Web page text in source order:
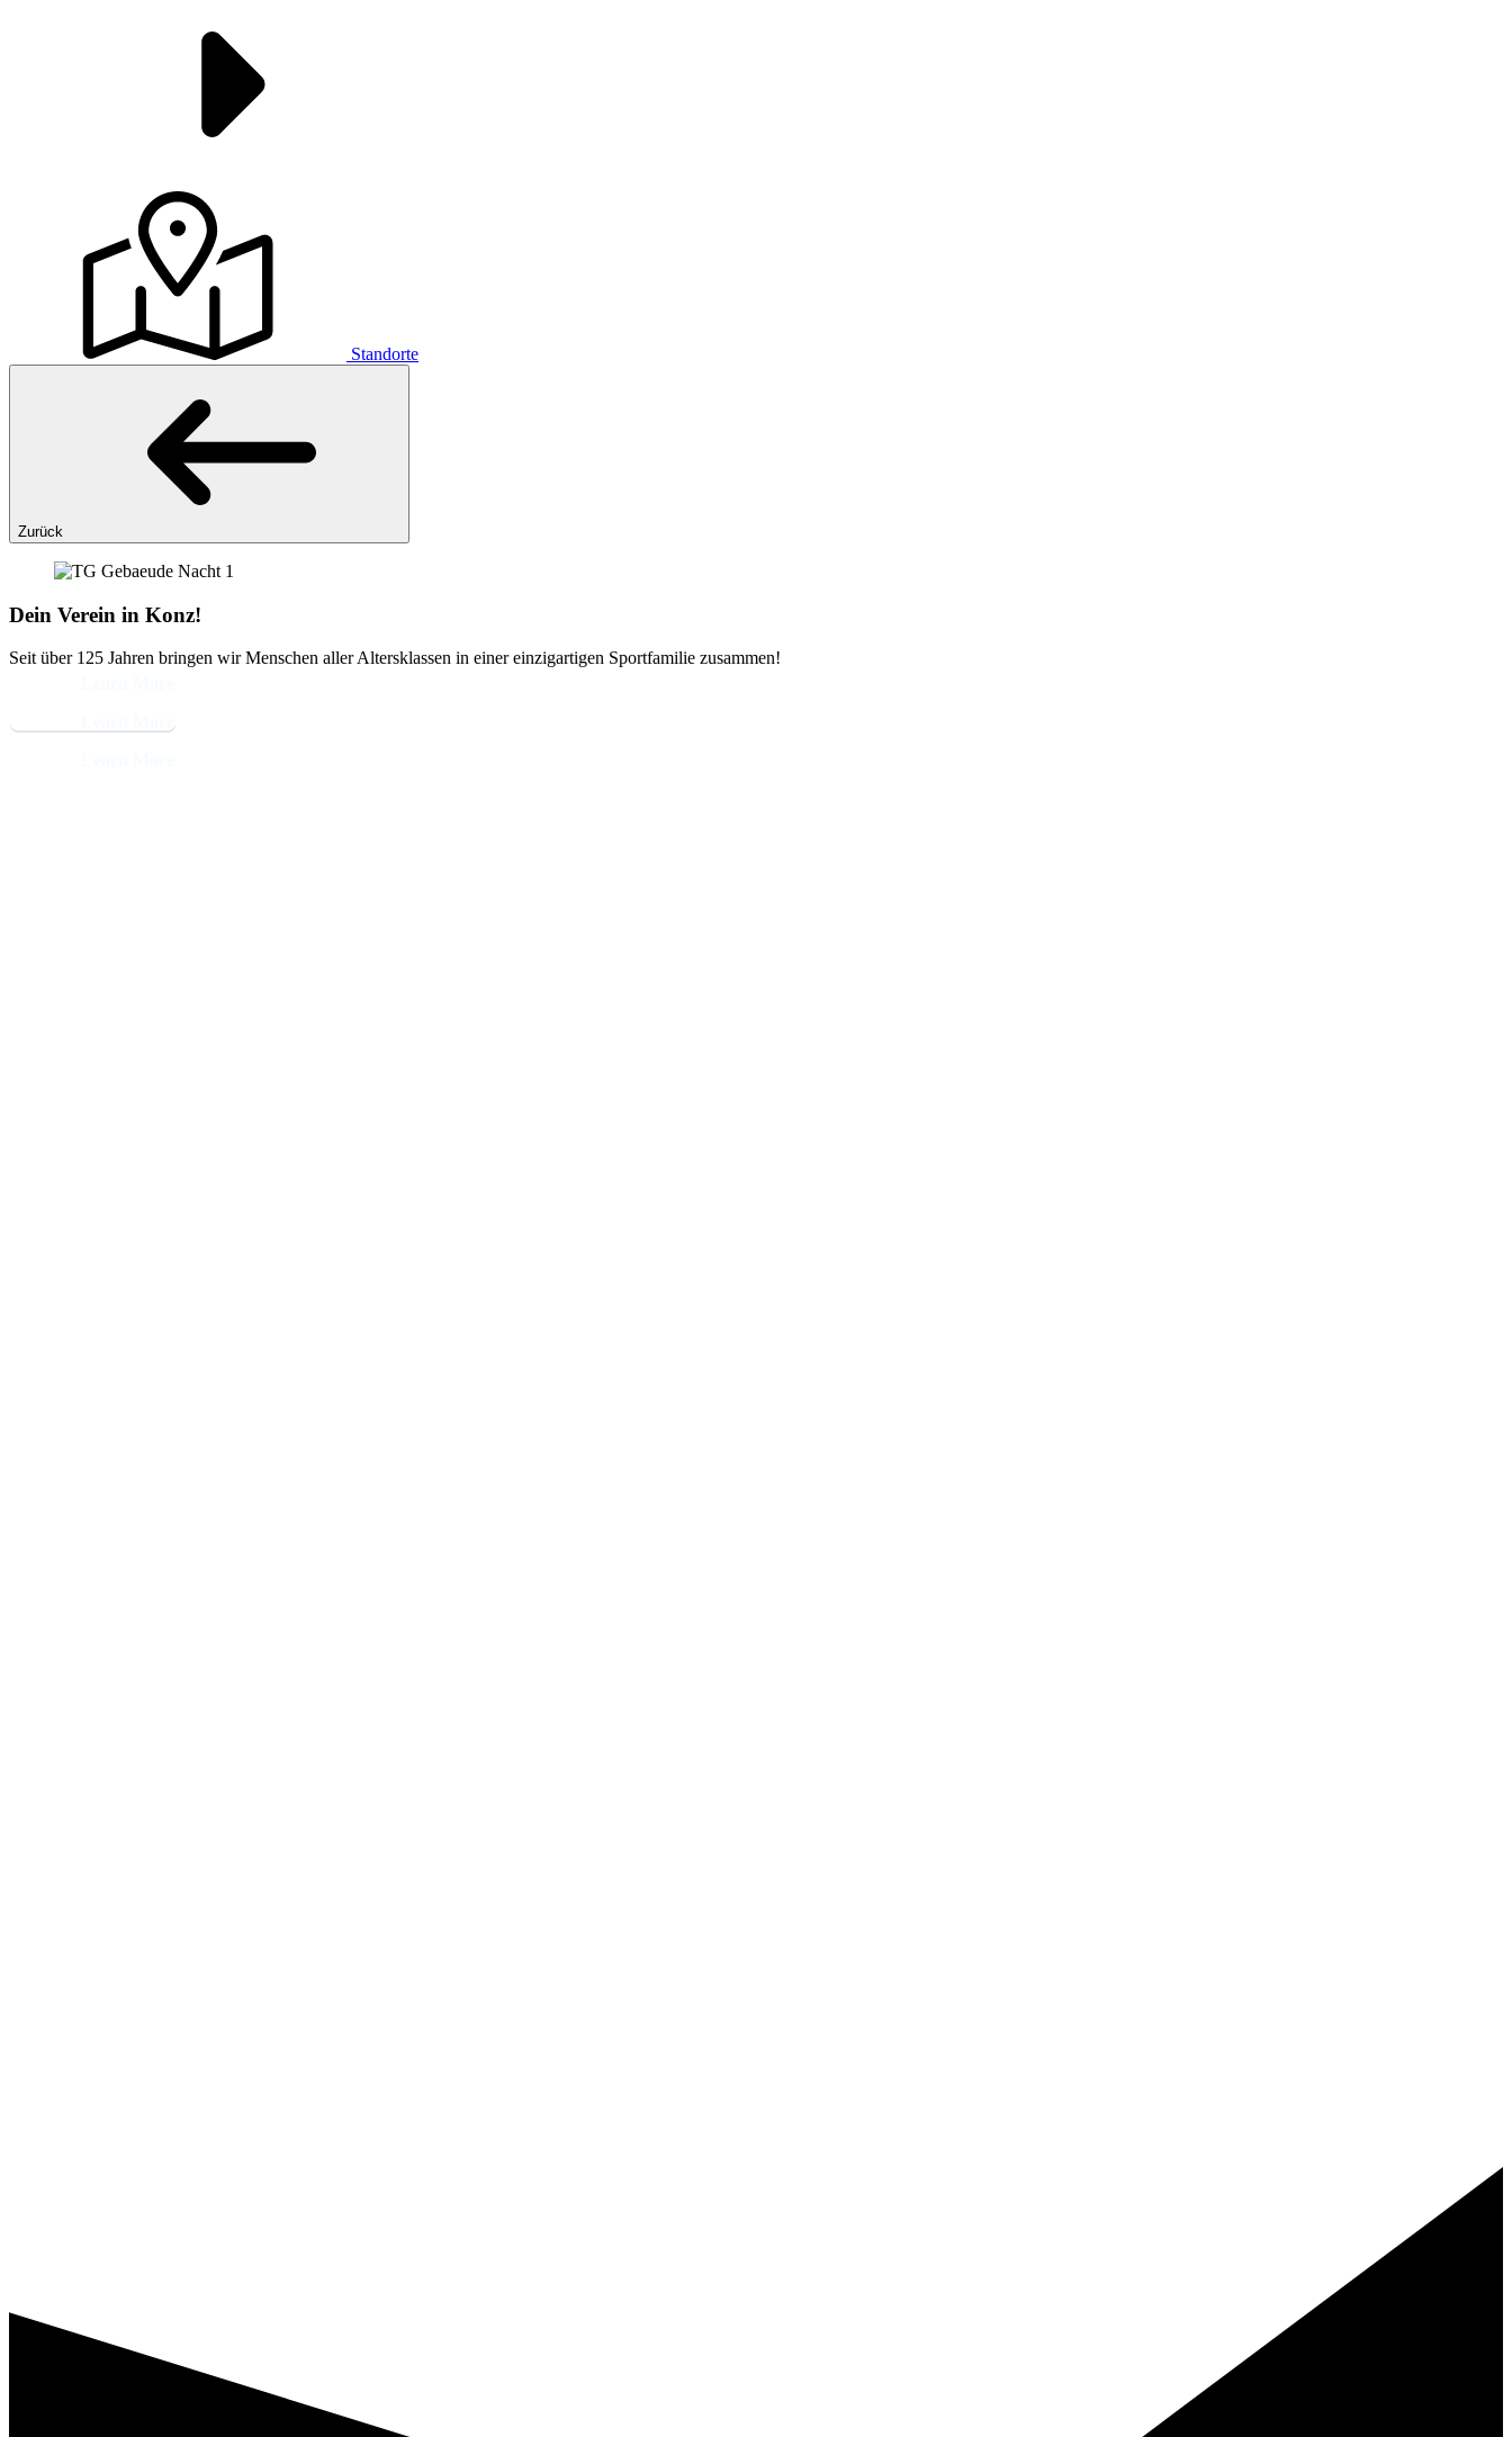
Standorte
Zurück
Dein Verein in Konz!
Seit über 125 Jahren bringen wir Menschen aller Altersklassen in einer einzigartigen Sportfamilie zusammen!